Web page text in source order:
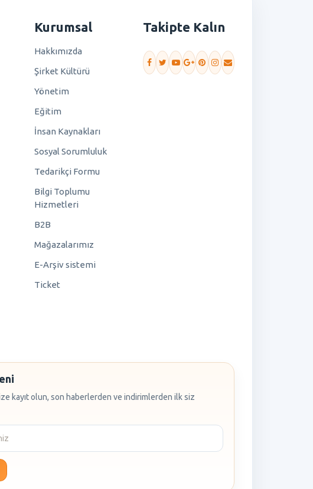
Kurumsal
Hakkımızda
Şirket Kültürü
Yönetim
Eğitim
İnsan Kaynakları
Sosyal Sorumluluk
Tedarikçi Formu
Bilgi Toplumu
Hizmetleri
B2B
Mağazalarımız
E-Arşiv sistemi
Ticket
Takipte Kalın
kayıt olun, son haberlerden ve indirimlerden ilk siz